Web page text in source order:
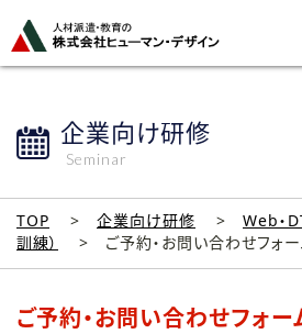
企業向け研修
Seminar
TOP 企業向け研修
Web・
訓練）
ご予約・お問い合わせフォ
ご予約・お問い合わせフォー
ジ
ト